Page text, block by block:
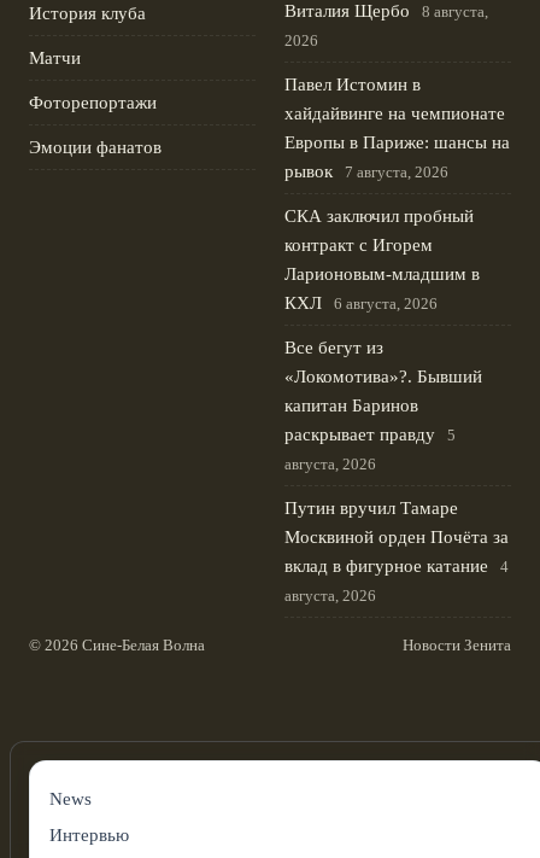
История клуба
Матчи
Фоторепортажи
Эмоции фанатов
Виталия Щербо
8 августа,
2026
Павел Истомин в
хайдайвинге на чемпионате
Европы в Париже: шансы на
рывок
7 августа, 2026
СКА заключил пробный
контракт с Игорем
Ларионовым‑младшим в
КХЛ
6 августа, 2026
Все бегут из
«Локомотива»?. Бывший
капитан Баринов
раскрывает правду
5
августа, 2026
Путин вручил Тамаре
Москвиной орден Почёта за
вклад в фигурное катание
4
августа, 2026
© 2026 Сине-Белая Волна Новости Зенита
News
Интервью